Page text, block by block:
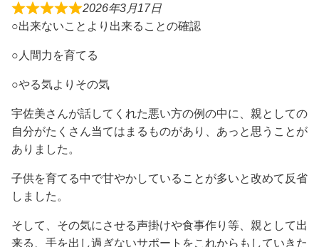
2026年3月17日
○出来ないことより出来ることの確認
○人間力を育てる
○やる気よりその気
宇佐美さんが話してくれた悪い方の例の中に、親としての
自分がたくさん当てはまるものがあり、あっと思うことが
ありました。
子供を育てる中で甘やかしていることが多いと改めて反省
しました。
そして、その気にさせる声掛けや食事作り等、親として出
来る、手を出し過ぎないサポートをこれからもしていきた